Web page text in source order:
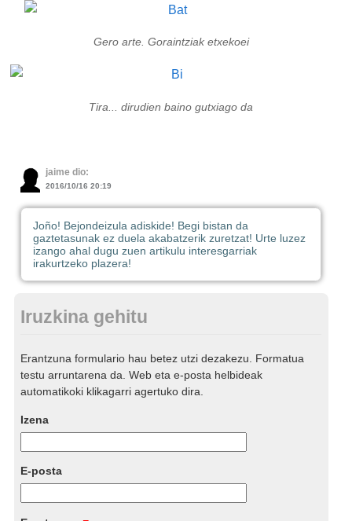
Gero arte. Goraintziak etxekoei
Tira... dirudien baino gutxiago da
jaime dio:
2016/10/16 20:19
Joño! Bejondeizula adiskide! Begi bistan da
gaztetasunak ez duela akabatzerik zuretzat! Urte luzez
izango ahal dugu zuen artikulu interesgarriak
irakurtzeko plazera!
Iruzkina gehitu
Erantzuna formulario hau betez utzi dezakezu. Formatua
testu arruntarena da. Web eta e-posta helbideak
automatikoki klikagarri agertuko dira.
Izena
E-posta